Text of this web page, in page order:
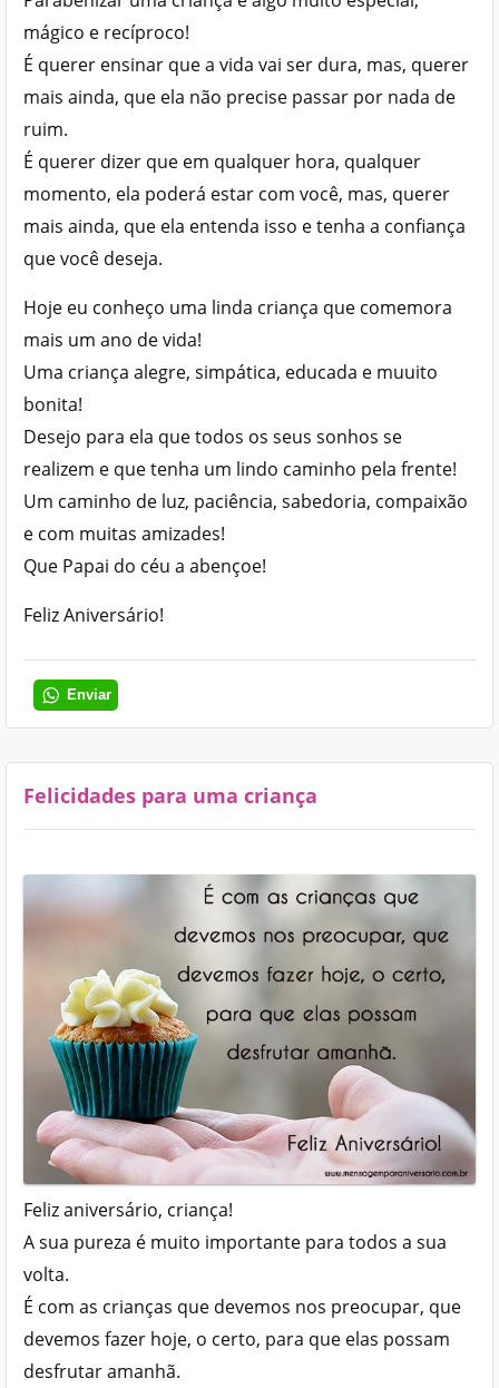
mágico e recíproco!
É querer ensinar que a vida vai ser dura, mas, querer
mais ainda, que ela não precise passar por nada de
ruim.
É querer dizer que em qualquer hora, qualquer
momento, ela poderá estar com você, mas, querer
mais ainda, que ela entenda isso e tenha a confiança
que você deseja.
Hoje eu conheço uma linda criança que comemora
mais um ano de vida!
Uma criança alegre, simpática, educada e muuito
bonita!
Desejo para ela que todos os seus sonhos se
realizem e que tenha um lindo caminho pela frente!
Um caminho de luz, paciência, sabedoria, compaixão
e com muitas amizades!
Que Papai do céu a abençoe!
Feliz Aniversário!
Enviar
Felicidades para uma criança
Feliz aniversário, criança!
A sua pureza é muito importante para todos a sua
volta.
É com as crianças que devemos nos preocupar, que
devemos fazer hoje, o certo, para que elas possam
desfrutar amanhã.